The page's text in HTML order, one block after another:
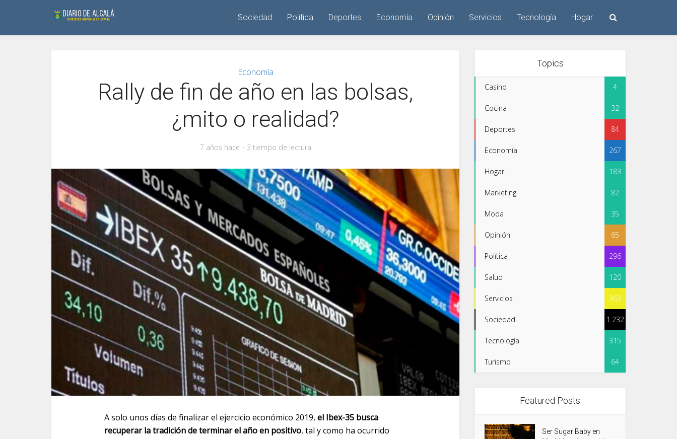
Sociedad Política Deportes Economía Opinión Servicios Tecnología Hogar
Economía
Rally de fin de año en las bolsas,
¿mito o realidad?
7 años hace 3 tiempo de lectura
A solo unos días de finalizar el ejercicio económico 2019, el Ibex-35 busca
recuperar la tradición de terminar el año en positivo, tal y como ha ocurrido
Topics
Casino 4
Cocina 32
Deportes 84
Economía 267
Hogar 183
Marketing 82
Moda 35
Opinión 65
Política 296
Salud 120
Servicios 363
Sociedad 1.232
Tecnología 315
Turismo 64
Featured Posts
Ser Sugar Baby en